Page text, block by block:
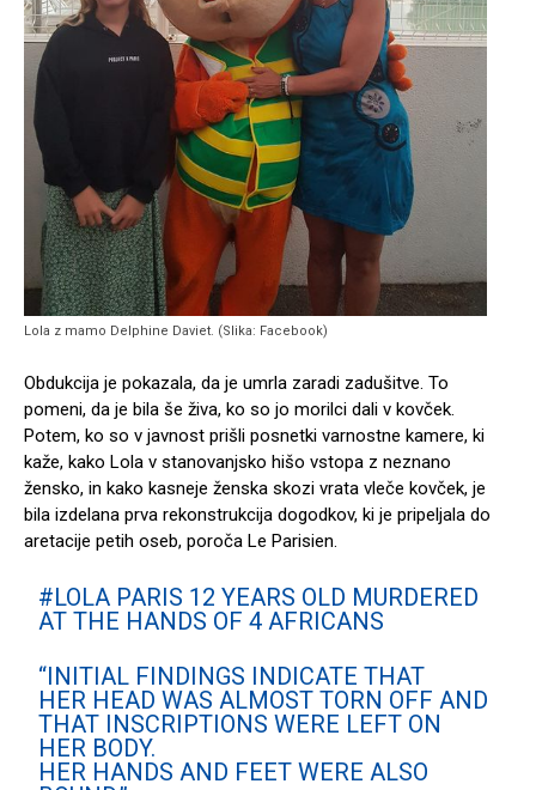
Lola z mamo Delphine Daviet. (Slika: Facebook)
Obdukcija je pokazala, da je umrla zaradi zadušitve. To
pomeni, da je bila še živa, ko so jo morilci dali v kovček.
Potem, ko so v javnost prišli posnetki varnostne kamere, ki
kaže, kako Lola v stanovanjsko hišo vstopa z neznano
žensko, in kako kasneje ženska skozi vrata vleče kovček, je
bila izdelana prva rekonstrukcija dogodkov, ki je pripeljala do
aretacije petih oseb, poroča Le Parisien.
#LOLA PARIS 12 YEARS OLD MURDERED
AT THE HANDS OF 4 AFRICANS
“INITIAL FINDINGS INDICATE THAT
HER HEAD WAS ALMOST TORN OFF AND
THAT INSCRIPTIONS WERE LEFT ON
HER BODY.
HER HANDS AND FEET WERE ALSO